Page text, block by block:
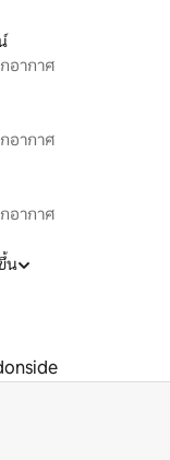
อากาศ
อากาศ
อากาศ
น